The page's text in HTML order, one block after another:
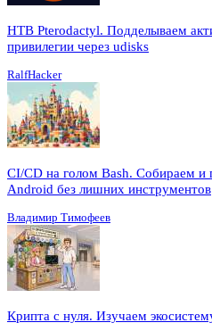
HTB Pterodactyl. Подделываем
привилегии через udisks
RalfHacker
CI/CD на голом Bash. Собираем и
Android без лишних инструментов
Владимир Тимофеев
Крипта с нуля. Изучаем